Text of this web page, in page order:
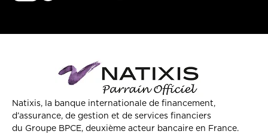
Natixis, la banque internationale de financement,
d’assurance, de gestion et de services financiers
du Groupe BPCE, deuxième acteur bancaire en France.